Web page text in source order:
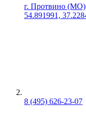
г. Протвино
54.891991,
8 (495) 626-23-07